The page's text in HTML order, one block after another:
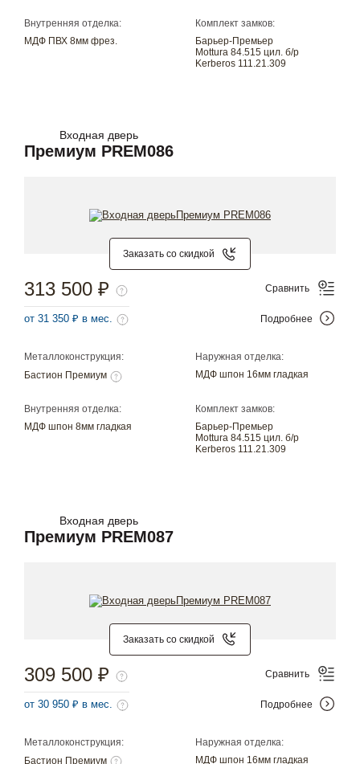
Внутренняя отделка:
МДФ ПВХ 8мм фрез.
Комплект замков:
Барьер-Премьер
Mottura 84.515 цил. б/р
Kerberos 111.21.309
Входная дверь
Премиум PREM086
Заказать со скидкой
Металлоконструкция:
Бастион Премиум
Наружная отделка:
МДФ шпон 16мм гладкая
Внутренняя отделка:
МДФ шпон 8мм гладкая
Комплект замков:
Барьер-Премьер
Mottura 84.515 цил. б/р
Kerberos 111.21.309
313 500 ₽
от 31 350 ₽ в мес.
Сравнить
Подробнее
Входная дверь
Премиум PREM087
Заказать со скидкой
Металлоконструкция:
Бастион Премиум
Наружная отделка:
МДФ шпон 16мм гладкая
309 500 ₽
от 30 950 ₽ в мес.
Сравнить
Подробнее